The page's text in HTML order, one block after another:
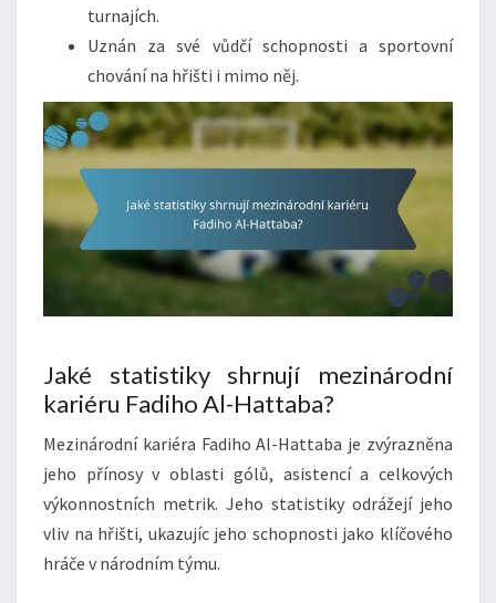
turnajích.
Uznán za své vůdčí schopnosti a sportovní
chování na hřišti i mimo něj.
Jaké statistiky shrnují mezinárodní
kariéru Fadiho Al-Hattaba?
Mezinárodní kariéra Fadiho Al-Hattaba je zvýrazněna
jeho přínosy v oblasti gólů, asistencí a celkových
výkonnostních metrik. Jeho statistiky odrážejí jeho
vliv na hřišti, ukazujíc jeho schopnosti jako klíčového
hráče v národním týmu.